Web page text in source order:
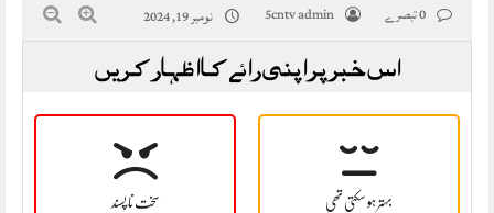
5cntv admin نومبر 19, 2024
اس خبر پر اپنی رائے کا اظہار کریں
سخت نا پسند بہتر ہو سکتی تھی